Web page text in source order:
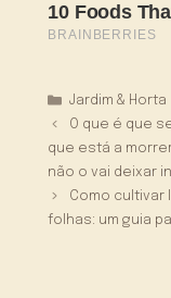
Categorias
Jardim & Horta
O que é que
que está a
não o vai deixar
Como cultivar
folhas: um guia